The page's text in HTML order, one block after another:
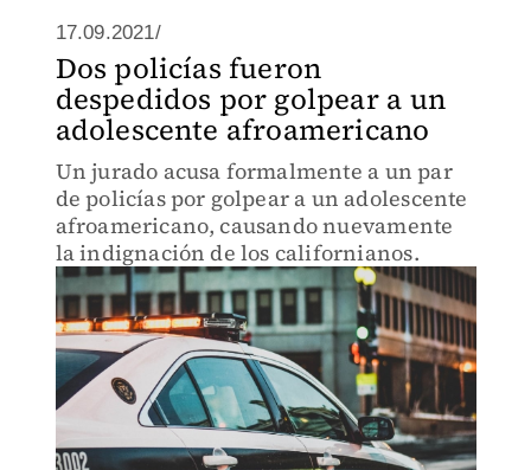
17.09.2021/
Dos policías fueron
despedidos por golpear a un
adolescente afroamericano
Un jurado acusa formalmente a un par
de policías por golpear a un adolescente
afroamericano, causando nuevamente
la indignación de los californianos.